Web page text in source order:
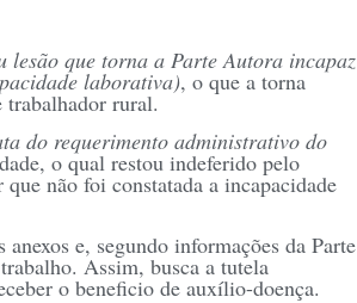
lesão que torna a Parte Autora incapaz
laborativa), o que a torna
trabalhador rural.
do requerimento administrativo do
o qual restou indeferido pelo
não foi constatada a incapacidade
e, segundo informações da Parte
Assim, busca a tutela
o beneficio de auxílio-doença.